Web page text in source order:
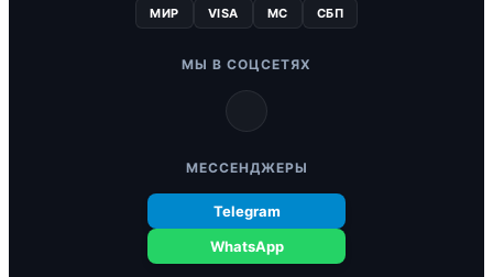
МИР VISA MC СБП
МЫ В СОЦСЕТЯХ
МЕССЕНДЖЕРЫ
Telegram
WhatsApp